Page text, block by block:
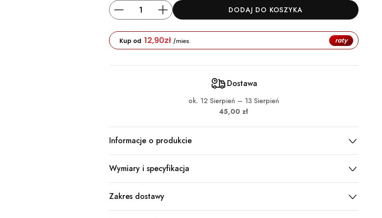
DODAJ DO KOSZYKA
Kup od 12,90zł /mies. raty
Dostawa
ok. 12 Sierpień – 13 Sierpień
45,00 zł
Informacje o produkcie
Wymiary i specyfikacja
Zakres dostawy